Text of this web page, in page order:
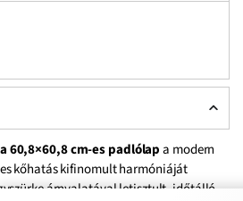
60,8×60,8 cm-es padlólapa modern
kőhatás kifinomult harmóniáját
árnyalatával letisztult, időtálló